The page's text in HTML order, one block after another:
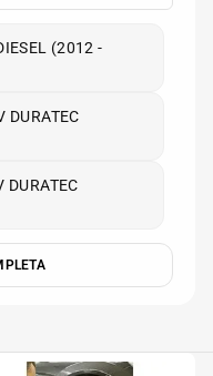
(2012 -
DURATEC
DURATEC